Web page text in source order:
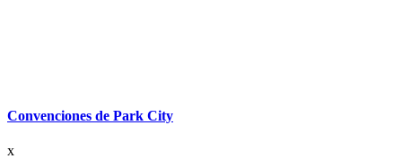
Convenciones de Park City
x